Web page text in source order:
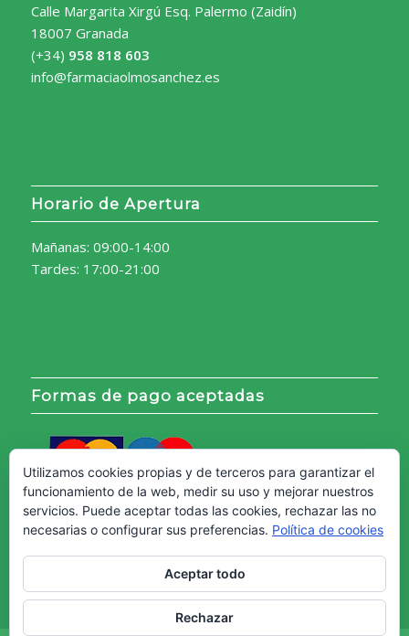
Calle Margarita Xirgú Esq. Palermo (Zaidín)
18007 Granada
(+34) 958 818 603
info@farmaciaolmosanchez.es
Horario de Apertura
Mañanas: 09:00-14:00
Tardes: 17:00-21:00
Formas de pago aceptadas
Utilizamos cookies propias y de terceros para garantizar el
funcionamiento de la web, medir su uso y mejorar nuestros
servicios. Puede aceptar todas las cookies, rechazar las no
necesarias o configurar sus preferencias. Política de cookies
Aceptar todo
Rechazar